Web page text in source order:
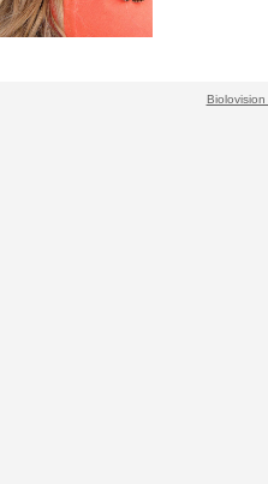
Biolovision